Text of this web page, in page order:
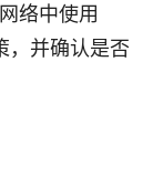
络中使用
，并确认是否